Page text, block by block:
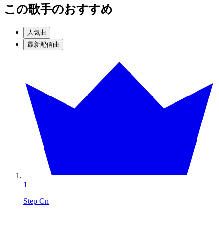
この歌手のおすすめ
人気曲
最新配信曲
1
Step On